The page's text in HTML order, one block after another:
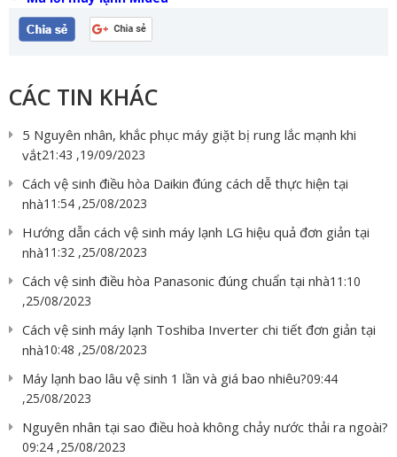
CÁC TIN KHÁC
5 Nguyên nhân, khắc phục máy giặt bị rung lắc mạnh khi
vắt21:43 ,19/09/2023
Cách vệ sinh điều hòa Daikin đúng cách dễ thực hiện tại
nhà11:54 ,25/08/2023
Hướng dẫn cách vệ sinh máy lạnh LG hiệu quả đơn giản tại
nhà11:32 ,25/08/2023
Cách vệ sinh điều hòa Panasonic đúng chuẩn tại nhà11:10
,25/08/2023
Cách vệ sinh máy lạnh Toshiba Inverter chi tiết đơn giản tại
nhà10:48 ,25/08/2023
Máy lạnh bao lâu vệ sinh 1 lần và giá bao nhiêu?09:44
,25/08/2023
Nguyên nhân tại sao điều hoà không chảy nước thải ra ngoài?
09:24 ,25/08/2023